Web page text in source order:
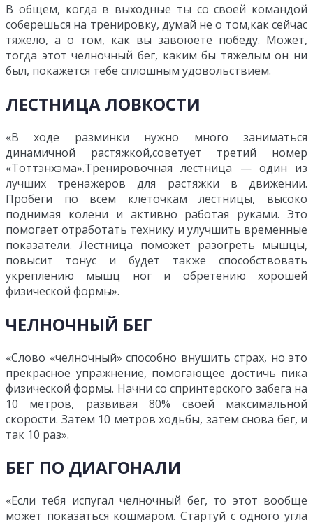
В общем, когда в выходные ты со своей командой
соберешься на тренировку, думай не о том,как сейчас
тяжело, а о том, как вы завоюете победу. Может,
тогда этот челночный бег, каким бы тяжелым он ни
был, покажется тебе сплошным удовольствием.
ЛЕСТНИЦА ЛОВКОСТИ
«В ходе разминки нужно много заниматься
динамичной растяжкой,советует третий номер
«Тоттэнхэма».Тренировочная лестница — один из
лучших тренажеров для растяжки в движении.
Пробеги по всем клеточкам лестницы, высоко
поднимая колени и активно работая руками. Это
помогает отработать технику и улучшить временные
показатели. Лестница поможет разогреть мышцы,
повысит тонус и будет также способствовать
укреплению мышц ног и обретению хорошей
физической формы».
ЧЕЛНОЧНЫЙ БЕГ
«Слово «челночный» способно внушить страх, но это
прекрасное упражнение, помогающее достичь пика
физической формы. Начни со спринтерского забега на
10 метров, развивая 80% своей максимальной
скорости. Затем 10 метров ходьбы, затем снова бег, и
так 10 раз».
БЕГ ПО ДИАГОНАЛИ
«Если тебя испугал челночный бег, то этот вообще
может показаться кошмаром. Стартуй с одного угла